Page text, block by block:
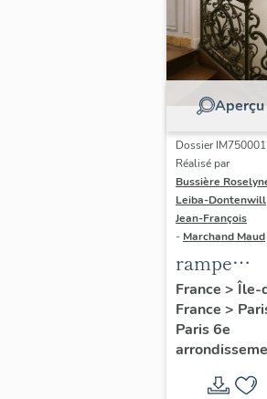
général des
armées
étudié)
Aperçu
Dossier
Réalisé par
Bussière
Leiba-Dontenwill
Jean-François
- Marchand Maud
rampe
d'appui,
escalier
maison à
cochère
France > Île-
France >
Paris 6e